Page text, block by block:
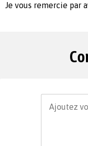
Je vous remercie par